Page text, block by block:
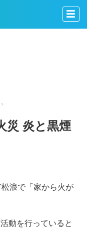
災 炎と黒煙
浪で「家から火が
動を行っていると